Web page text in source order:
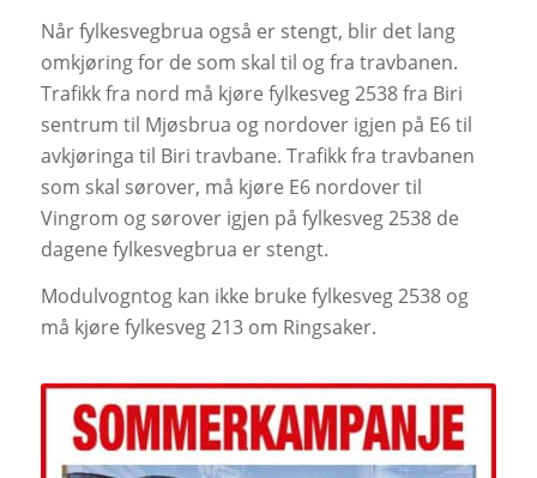
Når fylkesvegbrua også er stengt, blir det lang
omkjøring for de som skal til og fra travbanen.
Trafikk fra nord må kjøre fylkesveg 2538 fra Biri
sentrum til Mjøsbrua og nordover igjen på E6 til
avkjøringa til Biri travbane. Trafikk fra travbanen
som skal sørover, må kjøre E6 nordover til
Vingrom og sørover igjen på fylkesveg 2538 de
dagene fylkesvegbrua er stengt.
Modulvogntog kan ikke bruke fylkesveg 2538 og
må kjøre fylkesveg 213 om Ringsaker.